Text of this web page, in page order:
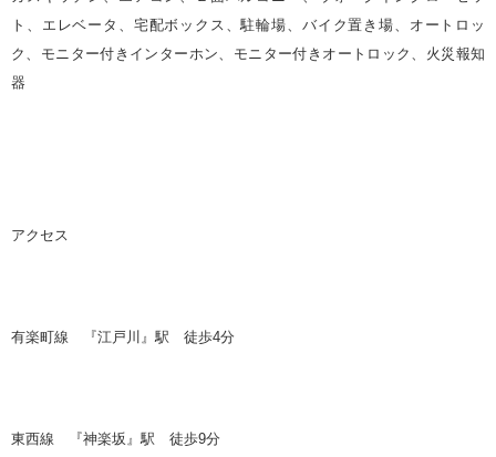
ト、エレベータ、宅配ボックス、駐輪場、バイク置き場、オートロッ
ク、モニター付きインターホン、モニター付きオートロック、火災報知
器
アクセス
有楽町線 『江戸川』駅 徒歩4分
東西線 『神楽坂』駅 徒歩9分